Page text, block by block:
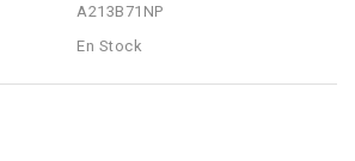
A213B71NP
En Stock